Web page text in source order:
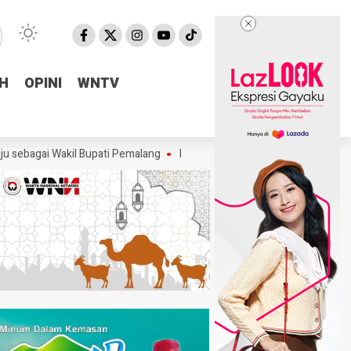
OPINI
WNTV
OPINI
WNTV
Bupati Pemalang Ketum PTMSI Jateng Tinjau Venue POPDA